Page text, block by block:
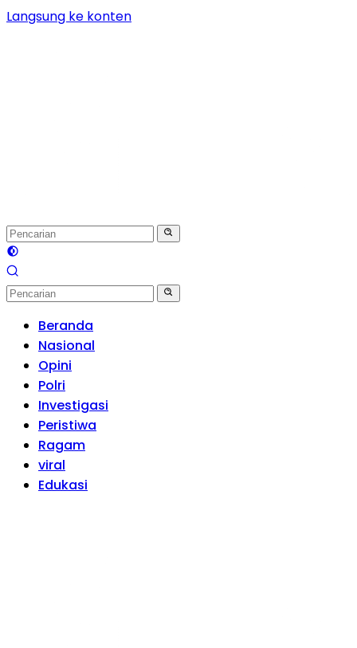
Langsung ke konten
Beranda
Nasional
Opini
Polri
Investigasi
Peristiwa
Ragam
viral
Edukasi